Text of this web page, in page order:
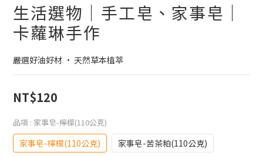
生活選物｜手工皂、家事皂｜
卡蘿琳手作
嚴選好油好材 · 天然草本植萃
NT$120
品項 : 家事皂-檸檬(110公克)
家事皂-檸檬(110公克)
家事皂-苦茶粕(110公克)